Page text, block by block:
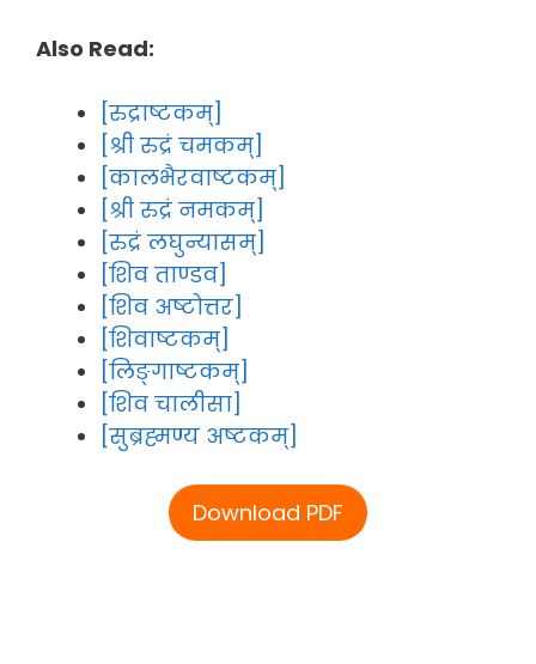
Also Read:
[रुद्राष्टकम्]
[श्री रुद्रं चमकम्]
[कालभैरवाष्टकम्]
[श्री रुद्रं नमकम्]
[रुद्रं लघुन्यासम्]
[शिव ताण्डव]
[शिव अष्टोत्तर]
[शिवाष्टकम्]
[लिङ्गाष्टकम्]
[शिव चालीसा]
[सुब्रह्मण्य अष्टकम्]
Download PDF